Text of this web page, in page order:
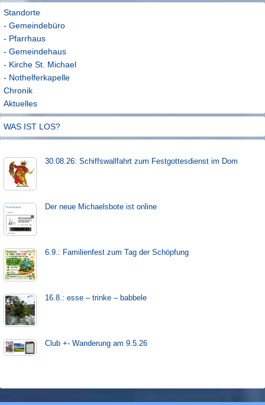
Standorte
- Gemeindebüro
- Pfarrhaus
- Gemeindehaus
- Kirche St. Michael
- Nothelferkapelle
Chronik
Aktuelles
WAS IST LOS?
30.08.26: Schiffs­­wall­fahr­t zum Fest­gott­es­dienst im Dom
Der neue Michaels­bote ist on­line
6.9.: Familienfest zum Tag der Schöpfung
16.8.: esse – trinke – babbele
Club +- Wanderung am 9.5.26